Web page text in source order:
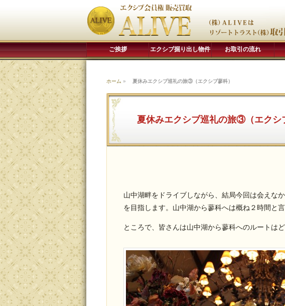
ご挨拶 エクシブ掘り出し物件 お取引の流れ
ホーム » 夏休みエクシブ巡礼の旅③（エクシブ蓼科）
夏休みエクシブ巡礼の旅③（エクシ
山中湖畔をドライブしながら、結局今回は会えな
を目指します。山中湖から蓼科へは概ね２時間と
ところで、皆さんは山中湖から蓼科へのルートは